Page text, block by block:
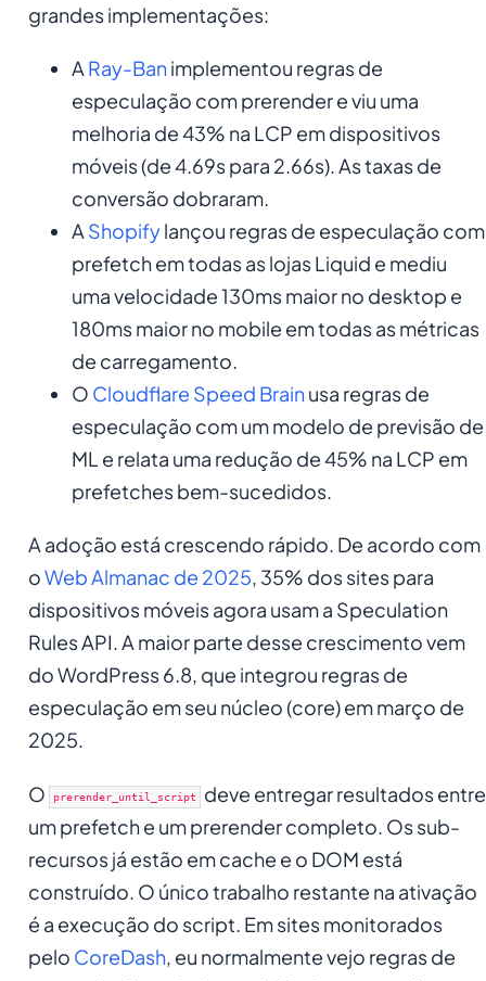
grandes implementações:
A Ray-Banimplementou regras de
especulação com prerender e viu uma
melhoria de 43% na LCP em dispositivos
móveis (de 4.69s para 2.66s). As taxas de
conversão dobraram.
A Shopifylançou regras de especulação com
prefetch em todas as lojas Liquid e mediu
uma velocidade 130ms maior no desktop e
180ms maior no mobile em todas as métricas
de carregamento.
O Cloudflare Speed Brainusa regras de
especulação com um modelo de previsão de
ML e relata uma redução de 45% na LCP em
prefetches bem-sucedidos.
A adoção está crescendo rápido. De acordo com
oWeb Almanac de 2025, 35% dos sites para
dispositivos móveis agora usam a Speculation
Rules API. A maior parte desse crescimento vem
do WordPress 6.8, que integrou regras de
especulação em seu núcleo (core) em março de
2025.
O prerender_until_script deve entregar resultados entre
um prefetch e um prerender completo. Os sub-
recursos já estão em cache e o DOM está
construído. O único trabalho restante na ativação
é a execução do script. Em sites monitorados
pelo CoreDash, eu normalmente vejo regras de